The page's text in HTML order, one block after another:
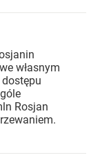
własnym
Rosjan